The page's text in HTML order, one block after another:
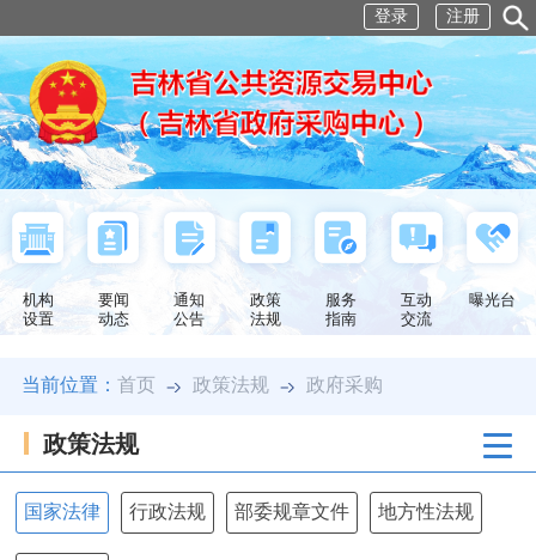
登录 注册
机构
设置
要闻
动态
通知
公告
政策
法规
服务
指南
互动
交流
曝光台
当前位置：首页 政策法规 政府采购
政策法规
国家法律 行政法规 部委规章文件 地方性法规